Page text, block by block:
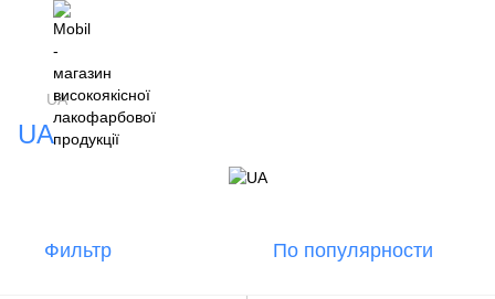
UA
UA
Фильтр По популярности